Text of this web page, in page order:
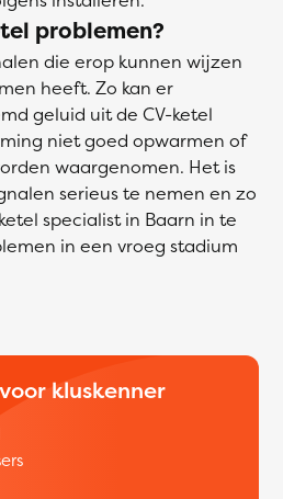
problemen?
die erop kunnen wijzen
heeft. Zo kan er
geluid uit de CV-ketel
niet goed opwarmen of
waargenomen. Het is
serieus te nemen en zo
specialist in Baarn in te
in een vroeg stadium
kluskenner